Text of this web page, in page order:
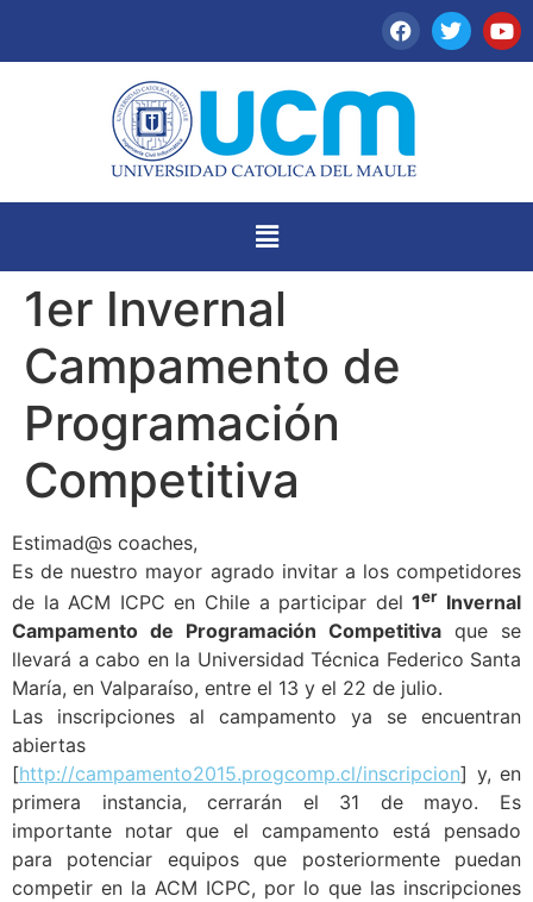
1er Invernal
Campamento de
Programación
Competitiva
Estimad@s coaches,
Es de nuestro mayor agrado invitar a los competidores
de la ACM ICPC en Chile a participar del1er Invernal
Campamento de Programación Competitiva que se
llevará a cabo en la Universidad Técnica Federico Santa
María, en Valparaíso, entre el 13 y el 22 de julio.
Las inscripciones al campamento ya se encuentran
abiertas
[http://campamento2015.progcomp.cl/inscripcion] y, en
primera instancia, cerrarán el 31 de mayo. Es
importante notar que el campamento está pensado
para potenciar equipos que posteriormente puedan
competir en la ACM ICPC, por lo que las inscripciones